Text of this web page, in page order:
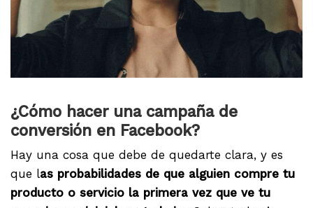
¿Cómo hacer una campaña de
conversión en Facebook?
Hay una cosa que debe de quedarte clara, y es
que las probabilidades de que alguien compre tu
producto o servicio la primera vez que ve tu